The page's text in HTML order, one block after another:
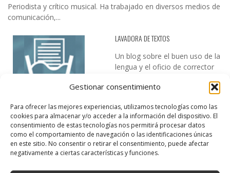
Gestionar consentimiento
Para ofrecer las mejores experiencias, utilizamos tecnologías como las
cookies para almacenar y/o acceder a la información del dispositivo. El
consentimiento de estas tecnologías nos permitirá procesar datos
como el comportamiento de navegación o las identificaciones únicas
en este sitio. No consentir o retirar el consentimiento, puede afectar
negativamente a ciertas características y funciones.
Periodista y crítico musical. Ha trabajado en diversos medios de
comunicación,...
LAVADORA DE TEXTOS
Un blog sobre el buen uso de la
lengua y el oficio de corrector
DESIREE MARTÍN